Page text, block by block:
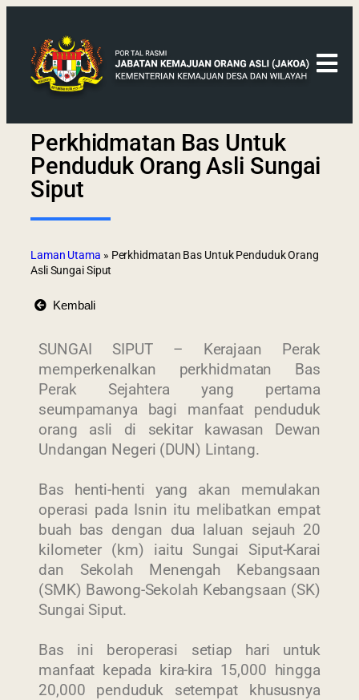
Perkhidmatan Bas Untuk
Penduduk Orang Asli Sungai
Siput
Laman Utama » Perkhidmatan Bas Untuk Penduduk Orang
Asli Sungai Siput
Kembali
SUNGAI SIPUT – Kerajaan Perak
memperkenalkan perkhidmatan Bas
Perak Sejahtera yang pertama
seumpamanya bagi manfaat penduduk
orang asli di sekitar kawasan Dewan
Undangan Negeri (DUN) Lintang.
Bas henti-henti yang akan memulakan
operasi pada Isnin itu melibatkan empat
buah bas dengan dua laluan sejauh 20
kilometer (km) iaitu Sungai Siput-Karai
dan Sekolah Menengah Kebangsaan
(SMK) Bawong-Sekolah Kebangsaan (SK)
Sungai Siput.
Bas ini beroperasi setiap hari untuk
manfaat kepada kira-kira 15,000 hingga
20,000 penduduk setempat khususnya